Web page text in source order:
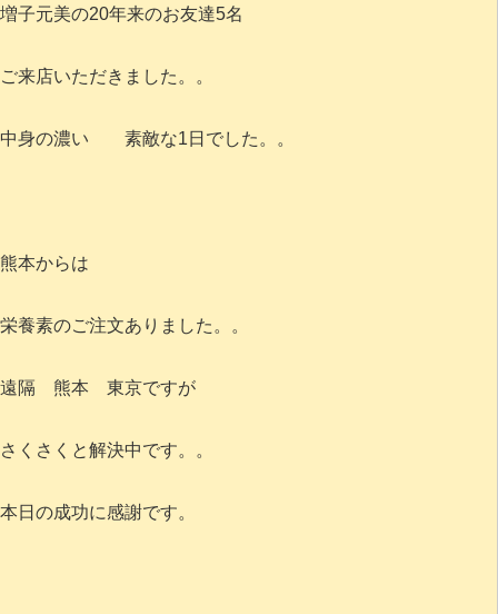
増子元美の20年来のお友達5名
ご来店いただきました。。
中身の濃い 素敵な1日でした。。
熊本からは
栄養素のご注文ありました。。
遠隔 熊本 東京ですが
さくさくと解決中です。。
本日の成功に感謝です。